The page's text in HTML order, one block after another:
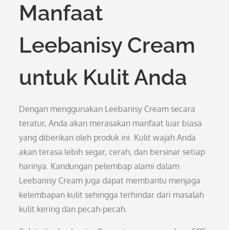
Manfaat
Leebanisy Cream
untuk Kulit Anda
Dengan menggunakan Leebanisy Cream secara
teratur, Anda akan merasakan manfaat luar biasa
yang diberikan oleh produk ini. Kulit wajah Anda
akan terasa lebih segar, cerah, dan bersinar setiap
harinya. Kandungan pelembap alami dalam
Leebanisy Cream juga dapat membantu menjaga
kelembapan kulit sehingga terhindar dari masalah
kulit kering dan pecah-pecah.